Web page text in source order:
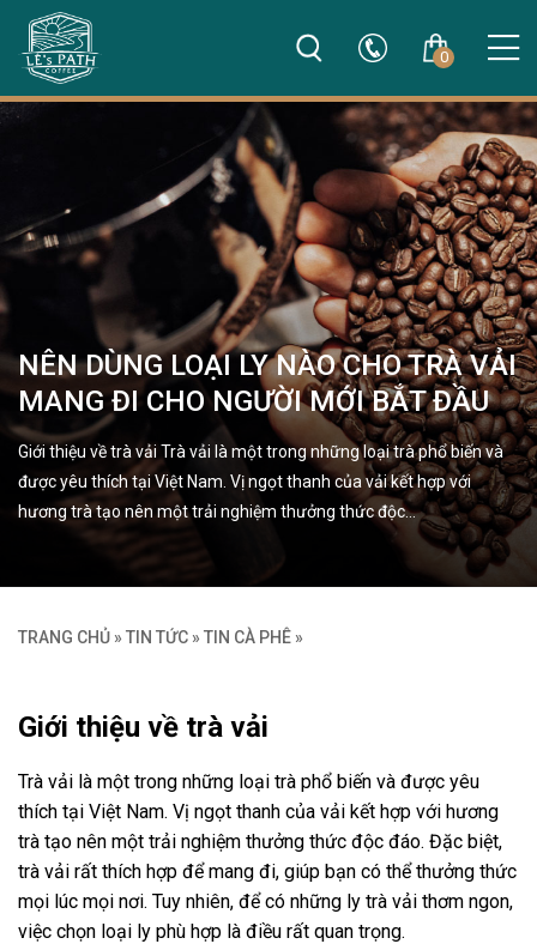
0
NÊN DÙNG LOẠI LY NÀO CHO TRÀ VẢI
MANG ĐI CHO NGƯỜI MỚI BẮT ĐẦU
Giới thiệu về trà vải Trà vải là một trong những loại trà phổ biến và
được yêu thích tại Việt Nam. Vị ngọt thanh của vải kết hợp với
hương trà tạo nên một trải nghiệm thưởng thức độc…
TRANG CHỦ » TIN TỨC » TIN CÀ PHÊ »
Giới thiệu về trà vải
Trà vải là một trong những loại trà phổ biến và được yêu
thích tại Việt Nam. Vị ngọt thanh của vải kết hợp với hương
trà tạo nên một trải nghiệm thưởng thức độc đáo. Đặc biệt,
trà vải rất thích hợp để mang đi, giúp bạn có thể thưởng thức
mọi lúc mọi nơi. Tuy nhiên, để có những ly trà vải thơm ngon,
việc chọn loại ly phù hợp là điều rất quan trọng.